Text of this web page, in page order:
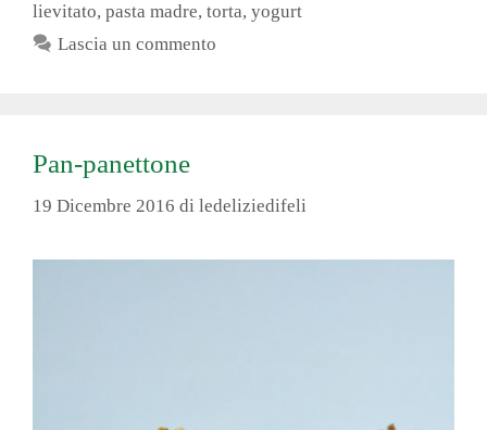
lievitato, pasta madre, torta, yogurt
Lascia un commento
Pan-panettone
19 Dicembre 2016 di ledeliziedifeli